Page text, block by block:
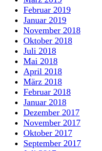
Februar 2019
Januar 2019
November 2018
Oktober 2018
Juli 2018
Mai 2018
April 2018
März 2018
Februar 2018
Januar 2018
Dezember 2017
November 2017
Oktober 2017
September 2017